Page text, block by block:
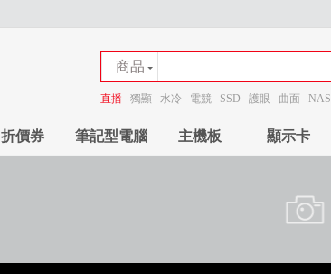
商品
商店
直播 獨顯 水冷 電競 SSD 護眼 曲面 NAS
折價券 筆記型電腦 主機板 顯示卡